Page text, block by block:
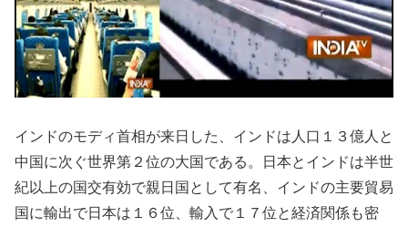
インドのモディ首相が来日した、インドは人口１３億人と
中国に次ぐ世界第２位の大国である。日本とインドは半世
紀以上の国交有効で親日国として有名、インドの主要貿易
国に輸出で日本は１６位、輸入で１７位と経済関係も密